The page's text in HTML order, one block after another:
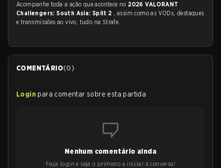
Acompanhe toda a ação que acontece no 2026 VALORANT
Challengers: South Asia: Split 2 , assim como as VODs, destaques
e transmissões ao vivo, tudo na Strafe.
COMENTÁRIO(0)
Login para comentar sobre esta partida
Nenhum comentário ainda
Faça login e seja o primeiro a iniciar a conversa!